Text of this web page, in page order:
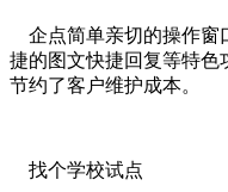
企点简单亲切的操作窗
捷的图文快捷回复等特色
节约了客户维护成本。
找个学校试点